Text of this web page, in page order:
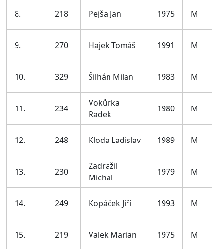
8. 218 Pejša Jan 1975 M
9. 270 Hajek Tomáš 1991 M
10. 329 Šilhán Milan 1983 M
11. 234
Vokůrka
Radek
1980 M
12. 248 Kloda Ladislav 1989 M
13. 230
Zadražil
Michal
1979 M
14. 249 Kopáček Jiří 1993 M
15. 219 Valek Marian 1975 M